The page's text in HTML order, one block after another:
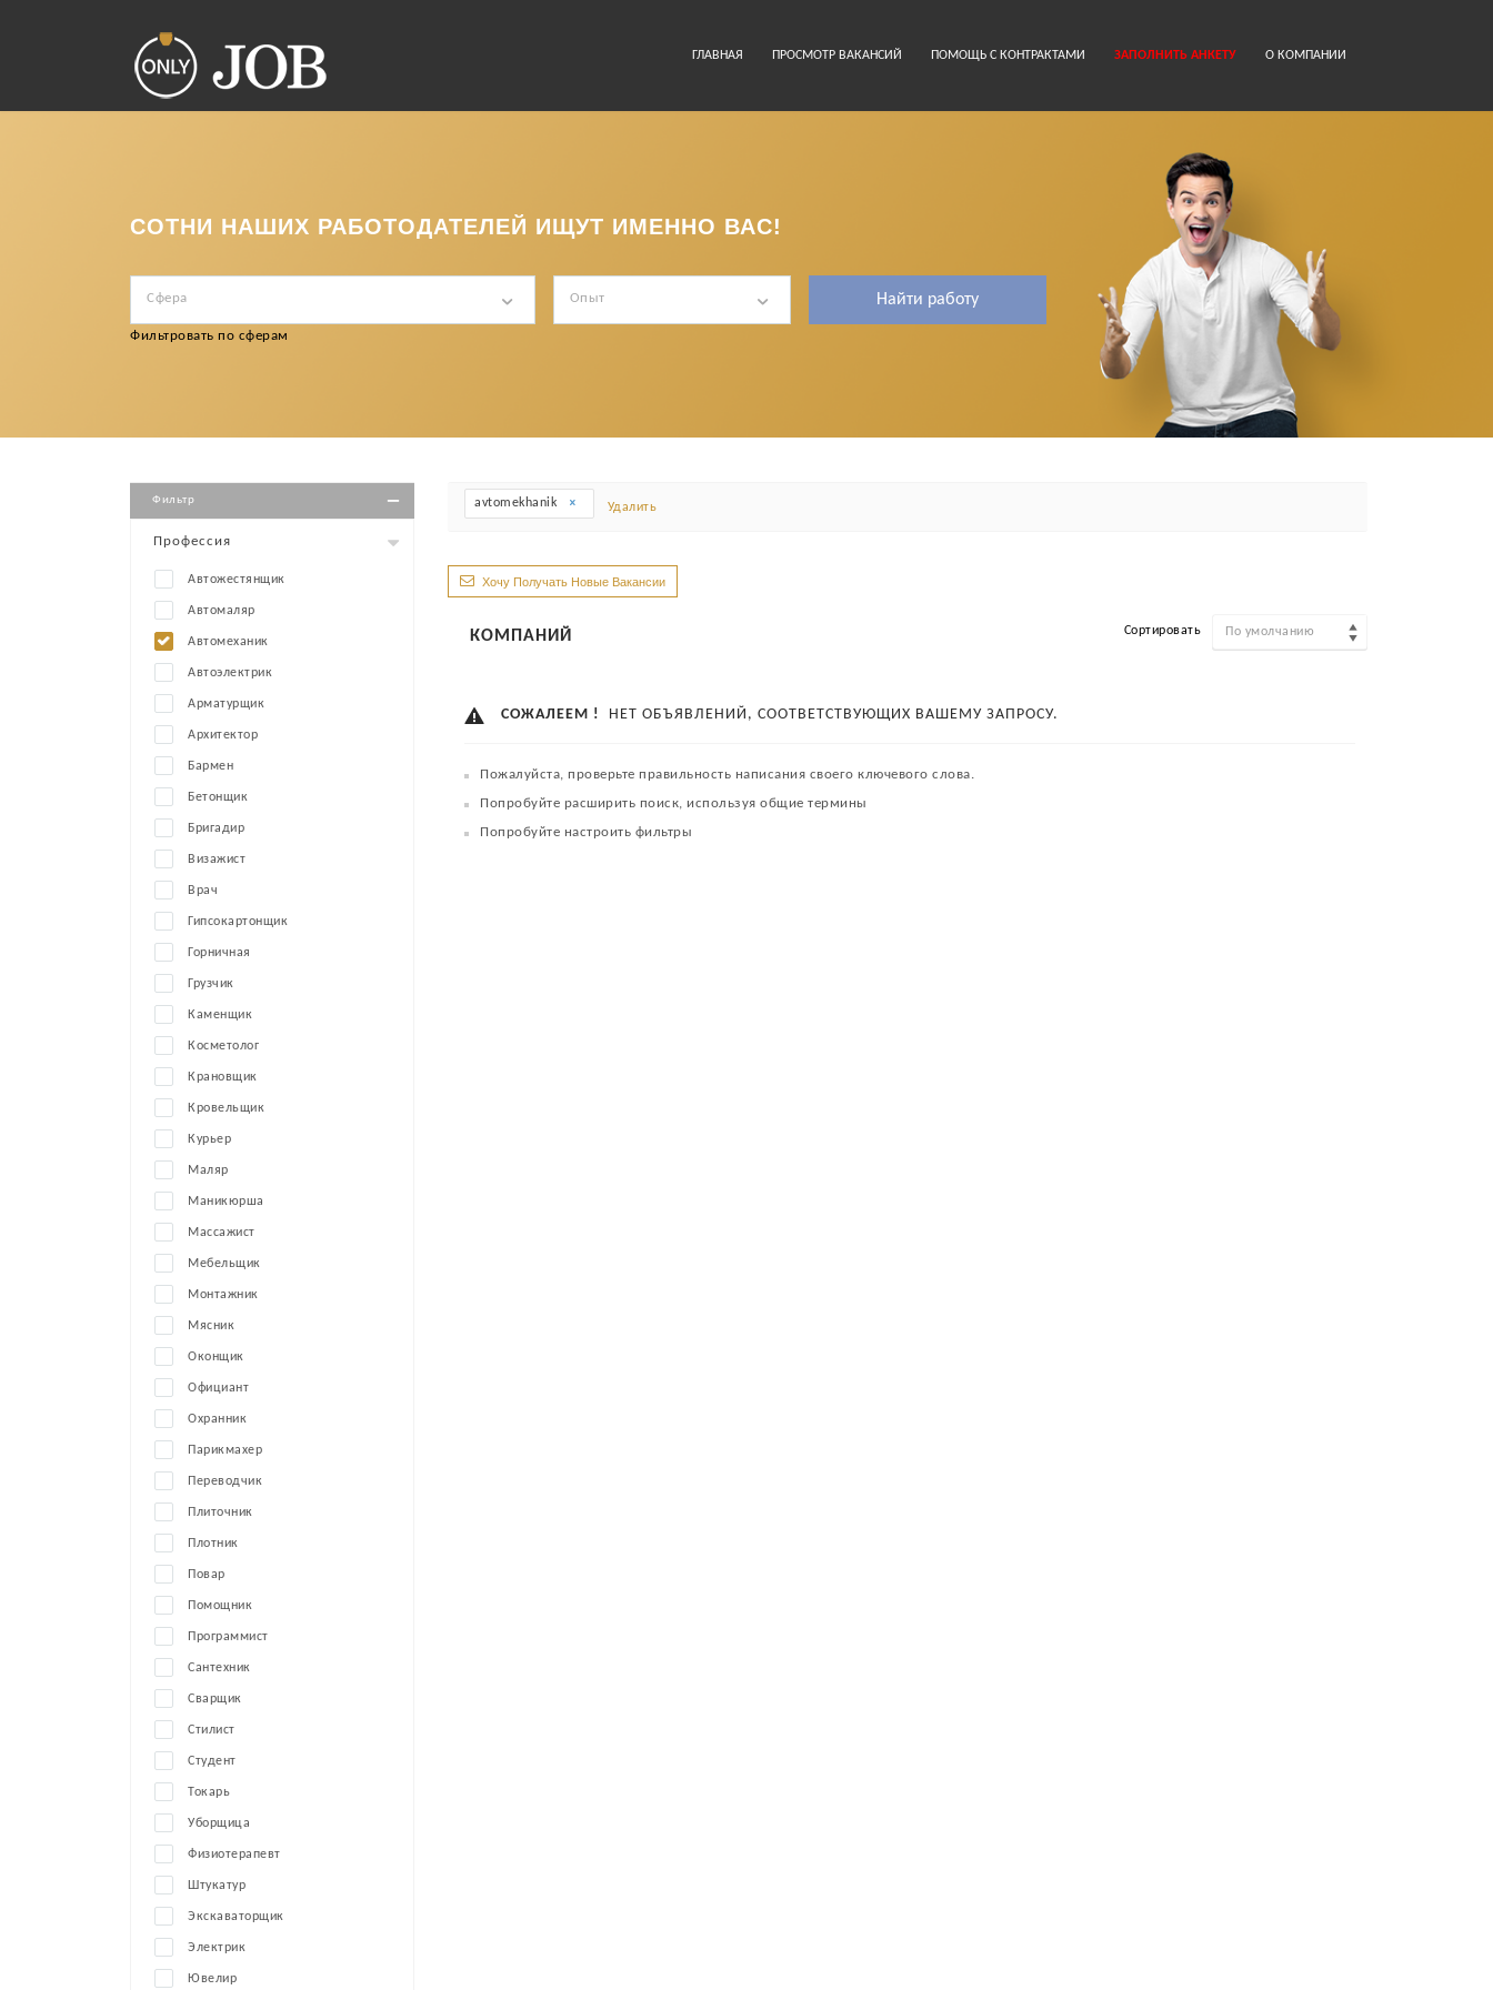
ГЛАВНАЯ ПРОСМОТР ВАКАНСИЙ ПОМОЩЬ С КОНТРАКТАМИ ЗАПОЛНИТЬ АНКЕТУ О КОМПАНИИ
СОТНИ НАШИХ РАБОТОДАТЕЛЕЙ ИЩУТ ИМЕННО ВАС!
Сфера
Фильтровать по сферам
Опыт
Фильтр
Профессия
Автожестянщик
Автомаляр
Автомеханик
Автоэлектрик
Арматурщик
Архитектор
Бармен
Бетонщик
Бригадир
Визажист
Врач
Гипсокартонщик
Горничная
Грузчик
Каменщик
Косметолог
Крановщик
Кровельщик
Курьер
Маляр
Маникюрша
Массажист
Мебельщик
Монтажник
Мясник
Оконщик
Официант
Охранник
Парикмахер
Переводчик
Плиточник
Плотник
Повар
Помощник
Программист
Сантехник
Сварщик
Стилист
Студент
Токарь
Уборщица
Физиотерапевт
Штукатур
Экскаваторщик
Электрик
Ювелир
avtomekhanik Удалить
Хочу Получать Новые Вакансии
КОМПАНИЙ Сортировать По умолчанию
СОЖАЛЕЕМ ! НЕТ ОБЪЯВЛЕНИЙ, СООТВЕТСТВУЮЩИХ ВАШЕМУ ЗАПРОСУ.
Пожалуйста, проверьте правильность написания своего ключевого слова.
Попробуйте расширить поиск, используя общие термины
Попробуйте настроить фильтры